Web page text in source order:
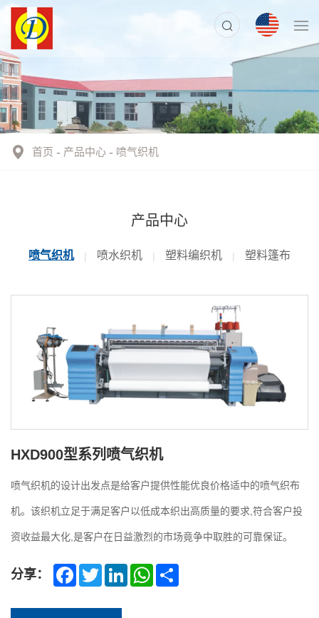
首页 产品中心 喷气织机
产品中心
喷气织机 喷水织机 塑料编织机 塑料篷布
HXD900型系列喷气织机
喷气织机的设计出发点是给客户提供性能优良价格适中的喷气织布
机。该织机立足于满足客户以低成本织出高质量的要求,符合客户投
资收益最大化,是客户在日益激烈的市场竟争中取胜的可靠保证。
分享： FacebookTwitterLinkedInWhatsApp